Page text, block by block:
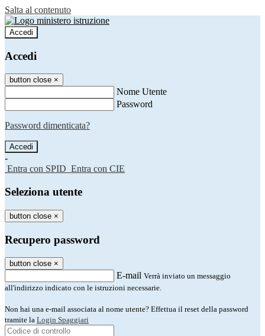
Salta al contenuto
Accedi
Accedi
button close ×
Nome Utente
Password
Password dimenticata?
-
Entra con SPID Entra con CIE
Seleziona utente
button close ×
Recupero password
button close ×
E-mail Verrà inviato un messaggio
all'indirizzo indicato con le istruzioni necessarie.
Non hai una e-mail associata al nome utente? Effettua il reset della password
tramite la Login Spaggiari